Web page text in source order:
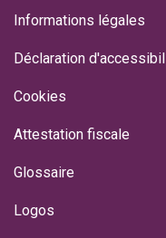
Informations légales
Déclaration
Cookies
Attestation fiscale
Glossaire
Logos